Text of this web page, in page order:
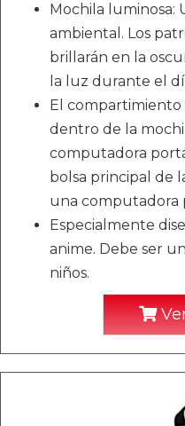
Mochila luminosa:
ambiental. Los
brillarán en la
la luz durante el
El
dentro de la
computadora
bolsa principal de
una computadora
Especialmente
anime. Debe ser
niños.